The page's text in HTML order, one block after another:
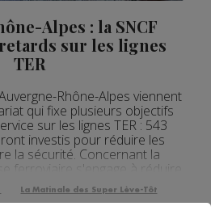
08h05 3'36"
07h33 2'34"
13h02 2'02"
12h03 2'02"
Alpes : la SNCF
sur les lignes
TER
Rhône-Alpes viennent
qui fixe plusieurs objectifs
sur les lignes TER : 543
investis pour réduire les
la sécurité. Concernant la
ferroviaire s'engage à réduire
les suppressions de trains de
Pour l'inciter à ...
La Matinale des Super Lève-Tôt